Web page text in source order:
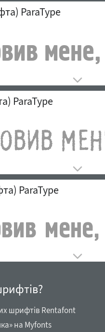
ParaType
ParaType
ParaType
шрифтів Rentafont
на Myfonts